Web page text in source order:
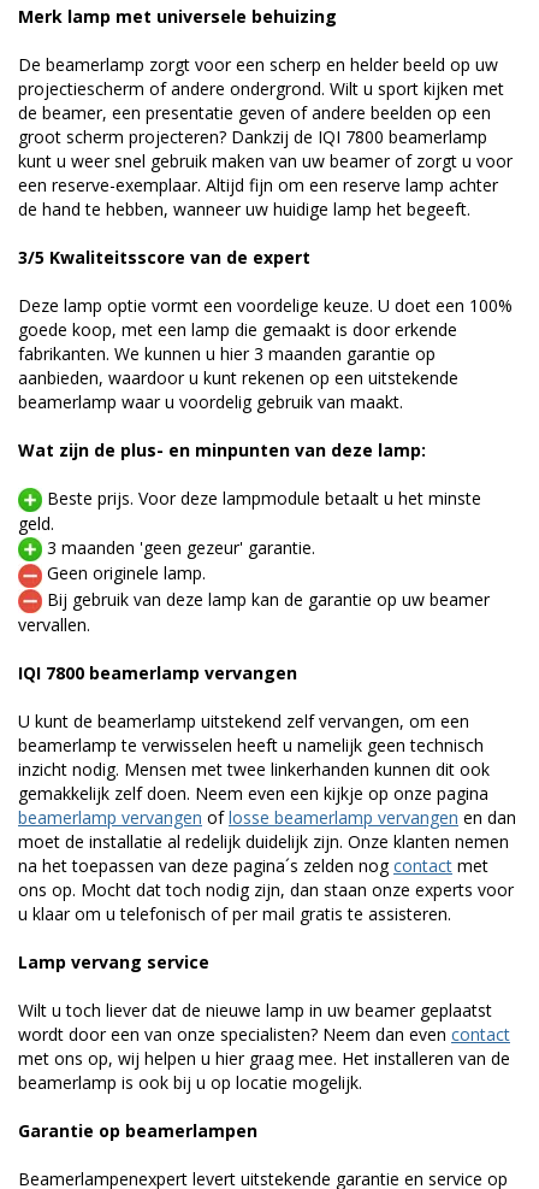
Merk lamp met universele behuizing
De beamerlamp zorgt voor een scherp en helder beeld op uw
projectiescherm of andere ondergrond. Wilt u sport kijken met
de beamer, een presentatie geven of andere beelden op een
groot scherm projecteren? Dankzij de IQI 7800 beamerlamp
kunt u weer snel gebruik maken van uw beamer of zorgt u voor
een reserve-exemplaar. Altijd fijn om een reserve lamp achter
de hand te hebben, wanneer uw huidige lamp het begeeft.
3/5 Kwaliteitsscore van de expert
Deze lamp optie vormt een voordelige keuze. U doet een 100%
goede koop, met een lamp die gemaakt is door erkende
fabrikanten. We kunnen u hier 3 maanden garantie op
aanbieden, waardoor u kunt rekenen op een uitstekende
beamerlamp waar u voordelig gebruik van maakt.
Wat zijn de plus- en minpunten van deze lamp:
Beste prijs. Voor deze lampmodule betaalt u het minste
geld.
3 maanden 'geen gezeur' garantie.
Geen originele lamp.
Bij gebruik van deze lamp kan de garantie op uw beamer
vervallen.
IQI 7800 beamerlamp vervangen
U kunt de beamerlamp uitstekend zelf vervangen, om een
beamerlamp te verwisselen heeft u namelijk geen technisch
inzicht nodig. Mensen met twee linkerhanden kunnen dit ook
gemakkelijk zelf doen. Neem even een kijkje op onze pagina
beamerlamp vervangen oflosse beamerlamp vervangen en dan
moet de installatie al redelijk duidelijk zijn. Onze klanten nemen
na het toepassen van deze pagina´s zelden nogcontact met
ons op. Mocht dat toch nodig zijn, dan staan onze experts voor
u klaar om u telefonisch of per mail gratis te assisteren.
Lamp vervang service
Wilt u toch liever dat de nieuwe lamp in uw beamer geplaatst
wordt door een van onze specialisten? Neem dan even contact
met ons op, wij helpen u hier graag mee. Het installeren van de
beamerlamp is ook bij u op locatie mogelijk.
Garantie op beamerlampen
Beamerlampenexpert levert uitstekende garantie en service op